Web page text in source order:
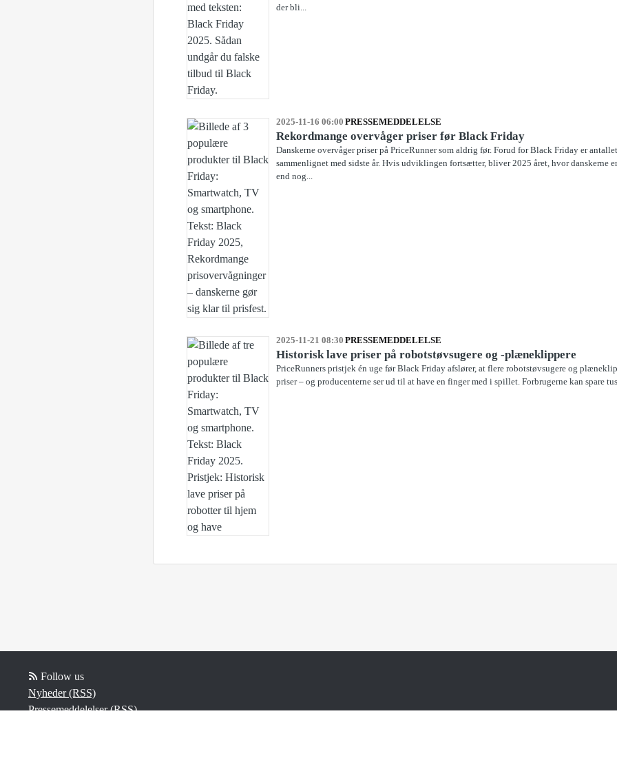
der bli...
2025-11-16 06:00 PRESSEMEDDELELSE
Rekordmange overvåger priser før Black Friday
Danskerne overvåger priser på PriceRunner som aldrig før. Forud for Black Friday er
sammenlignet med sidste år. Hvis udviklingen fortsætter, bliver 2025 året, hvor danskerne
end nog...
2025-11-21 08:30 PRESSEMEDDELELSE
Historisk lave priser på robotstøvsugere og -plæneklippere
PriceRunners pristjek én uge før Black Friday afslører, at flere robotstøvsugere og
priser – og producenterne ser ud til at have en finger med i spillet. Forbrugerne kan spare
Follow us
Nyheder (RSS)
Pressemeddelelser (RSS)